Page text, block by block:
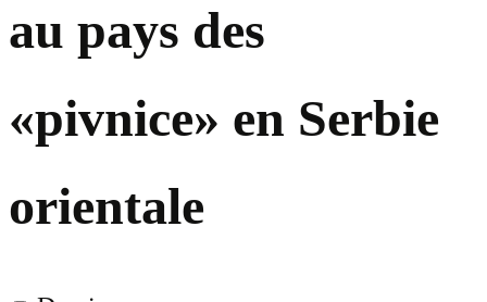
au pays des
«pivnice» en Serbie
orientale